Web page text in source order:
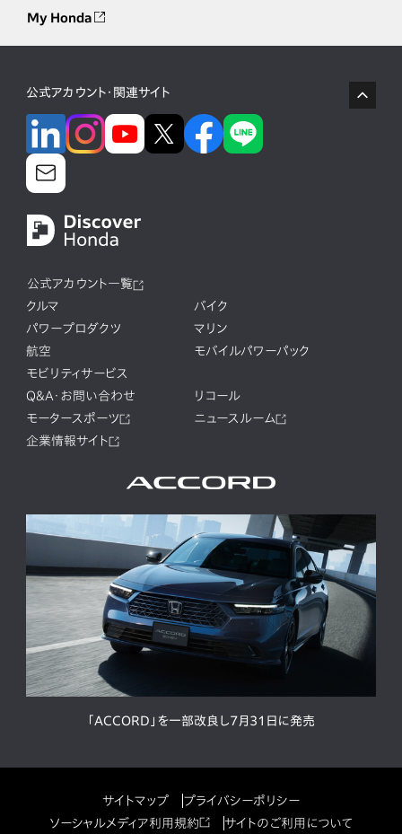
My Honda
公式アカウント・関連サイト
公式アカウント一覧
クルマ
バイク
パワープロダクツ
マリン
航空
モバイルパワーパック
モビリティサービス
Q&A・お問い合わせ
リコール
モータースポーツ
ニュースルーム
企業情報サイト
「ACCORD」を一部改良し7月31日に発売
サイトマップ
プライバシーポリシー
ソーシャルメディア利用規約
サイトのご利用について